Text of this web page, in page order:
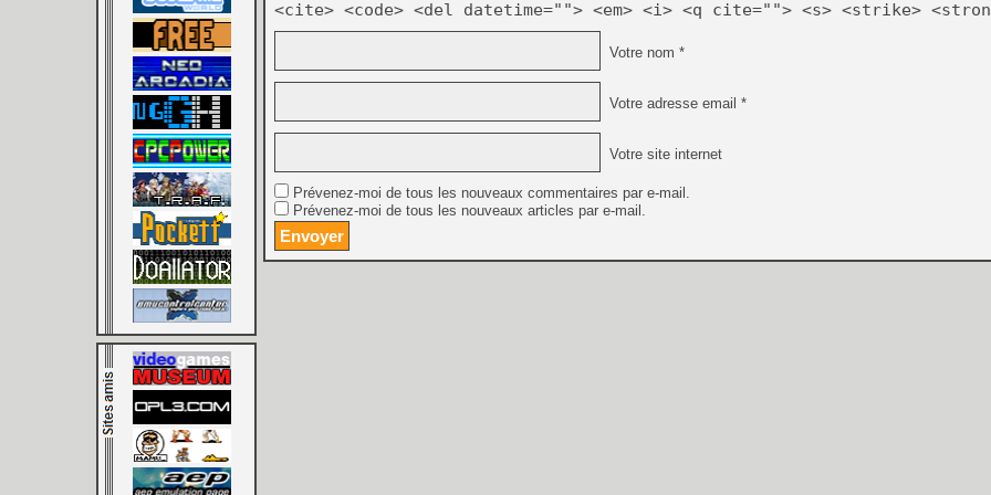
<cite> <code> <del datetime=""> <em> <i> <q cite=""> <s> <strike>
Votre nom *
Votre adresse email *
Votre site internet
Prévenez-moi de tous les nouveaux commentaires par e-mail.
Prévenez-moi de tous les nouveaux articles par e-mail.